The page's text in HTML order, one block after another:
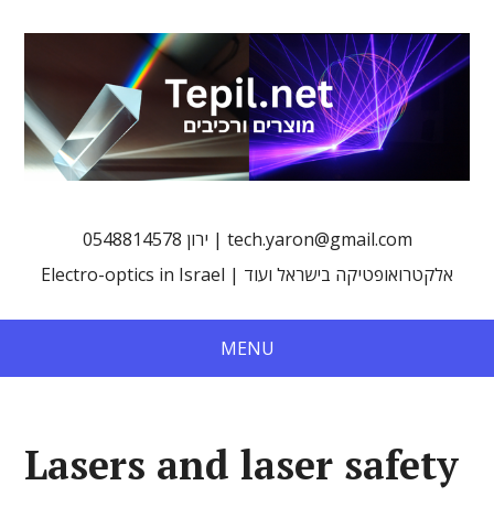
0548814578 ירון | tech.yaron@gmail.com
Electro-optics in Israel | אלקטרואופטיקה בישראל ועוד
MENU
Lasers and laser safety